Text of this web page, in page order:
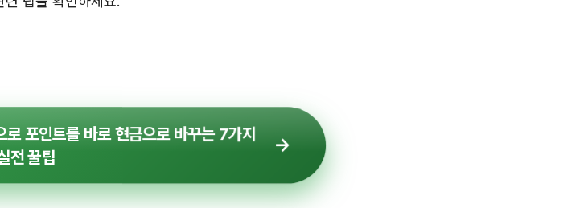
로 포인트를 바로 현금으로 바꾸는 7가지
전 꿀팁